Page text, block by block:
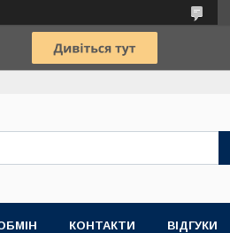
КОНТАКТИ ВІДГУКИ